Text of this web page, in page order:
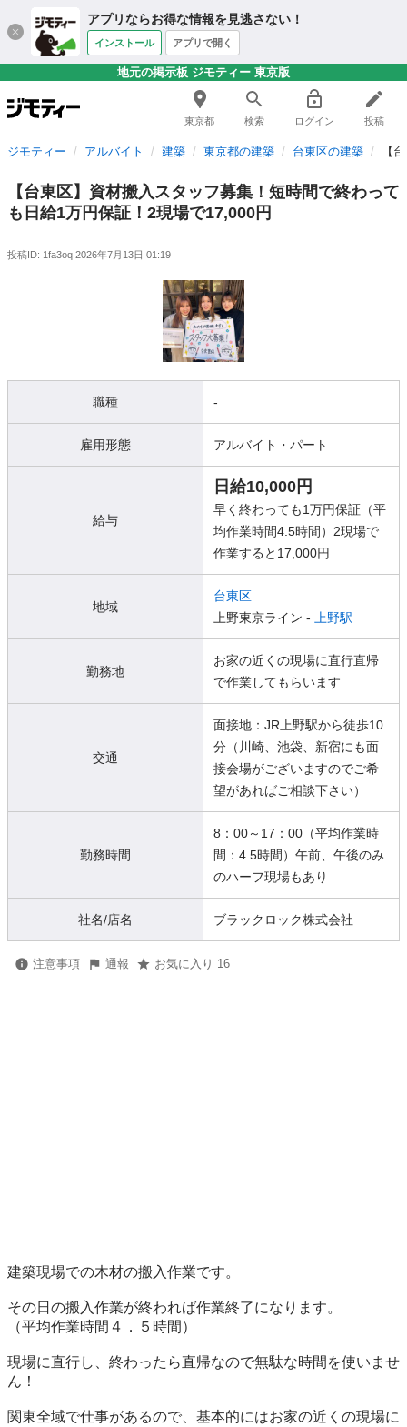
アプリならお得な情報を見逃さない！
インストール アプリで開く
地元の掲示板 ジモティー 東京版
東京都 検索 ログイン 投稿
ジモティー アルバイト 建築 東京都の建築 台東区の建築 【
【台東区】資材搬入スタッフ募集！短時間で終わって
も日給1万円保証！2現場で17,000円
投稿ID: 1fa3oq 2026年7月13日 01:19
職種 -
雇用形態 アルバイト・パート
給与
日給10,000円
早く終わっても1万円保証（平
均作業時間4.5時間）2現場で
作業すると17,000円
地域
台東区
上野東京ライン -
上野駅
勤務地
お家の近くの現場に直行直帰
で作業してもらいます
交通
面接地：JR上野駅から徒歩10
分（川崎、池袋、新宿にも面
接会場がございますのでご希
望があればご相談下さい）
勤務時間
8：00～17：00（平均作業時
間：4.5時間）午前、午後のみ
のハーフ現場もあり
社名/店名 ブラックロック株式会社
注意事項 通報 お気に入り 16
建築現場での木材の搬入作業です。
その日の搬入作業が終われば作業終了になります。
（平均作業時間４．５時間）
現場に直行し、終わったら直帰なので無駄な時間を使いませ
ん！
関東全域で仕事があるので、基本的にはお家の近くの現場に